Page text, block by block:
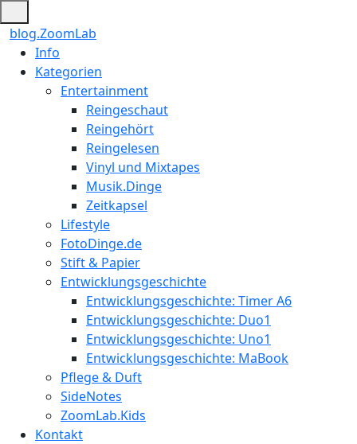
blog.ZoomLab
ZoomLab
//
Info
Kategorien
Entertainment
Reingeschaut
Reingehört
Reingelesen
Vinyl und Mixtapes
Musik.Dinge
Zeitkapsel
Lifestyle
FotoDinge.de
Stift & Papier
Entwicklungsgeschichte
Entwicklungsgeschichte: Timer A6
Entwicklungsgeschichte: Duo1
Entwicklungsgeschichte: Uno1
Entwicklungsgeschichte: MaBook
Pflege & Duft
SideNotes
ZoomLab.Kids
Kontakt